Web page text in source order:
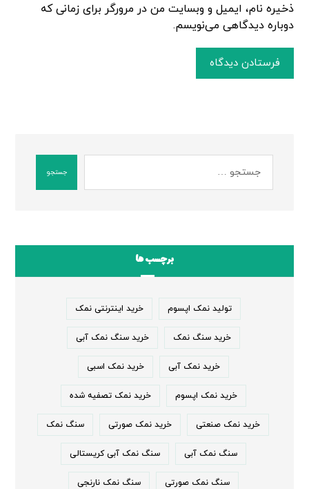
ذخیره نام، ایمیل و وبسایت من در مرورگر برای زمانی که
دوباره دیدگاهی می‌نویسم.
فرستادن دیدگاه
جستجو
برچسب ها
تولید نمک اپسوم خرید اینترنتی نمک
خرید سنگ نمک خرید سنگ نمک آبی
خرید نمک آبی خرید نمک اسبی
خرید نمک اپسوم خرید نمک تصفیه شده
خرید نمک صنعتی خرید نمک صورتی سنگ نمک
سنگ نمک آبی سنگ نمک آبی کریستالی
سنگ نمک صورتی سنگ نمک نارنجی